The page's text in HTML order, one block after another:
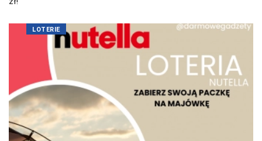
LOTERIE